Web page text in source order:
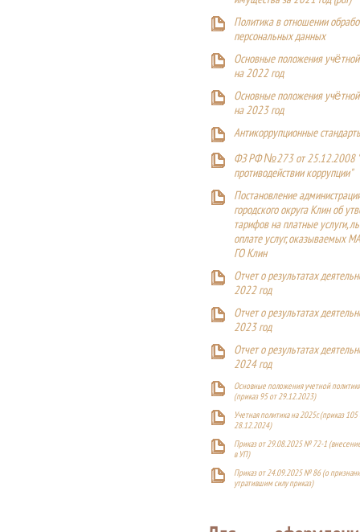
Политика в отношении
персональных данных
Основные положения
на 2022 год
Основные положения
на 2023 год
Антикоррупционные
ФЗ РФ №273 от 25.12.2008
противодействии коррупции"
Постановление
городского округа Клин об
тарифов на платные услуги,
оплате услуг, оказываемых
ГО Клин
Отчет о результатах
2022 год
Отчет о результатах
2023 год
Отчет о результатах
2024 год
Основные положения учетной
(приказ 95 от 29.12.2023)
Учетная политика на 2025г. (приказ 105
28.12.2024)
Приказ от 29.08.2025 № 72-1
в УП)
Приказ от 24.09.2025 № 86 (о
утратившим силу приказ)